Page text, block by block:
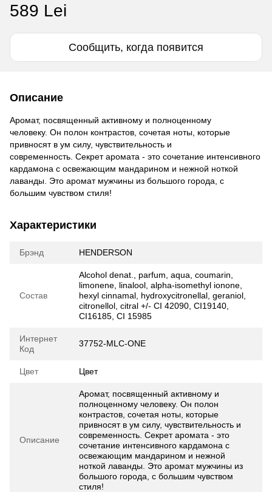
589 Lei
Сообщить, когда появится
Описание
Аромат, посвященный активному и полноценному
человеку. Он полон контрастов, сочетая ноты, которые
привносят в ум силу, чувствительность и
современность. Секрет аромата - это сочетание интенсивного
кардамона с освежающим мандарином и нежной ноткой
лаванды. Это аромат мужчины из большого города, с
большим чувством стиля!
Характеристики
Брэнд HENDERSON
Состав
Alcohol denat., parfum, aqua, coumarin,
limonene, linalool, alpha-isomethyl ionone,
hexyl cinnamal, hydroxycitronellal, geraniol,
citronellol, citral +/- CI 42090, CI19140,
CI16185, CI 15985
Интернет
Код
37752-MLC-ONE
Цвет Цвет
Описание
Аромат, посвященный активному и
полноценному человеку. Он полон
контрастов, сочетая ноты, которые
привносят в ум силу, чувствительность и
современность. Секрет аромата - это
сочетание интенсивного кардамона с
освежающим мандарином и нежной
ноткой лаванды. Это аромат мужчины из
большого города, с большим чувством
стиля!